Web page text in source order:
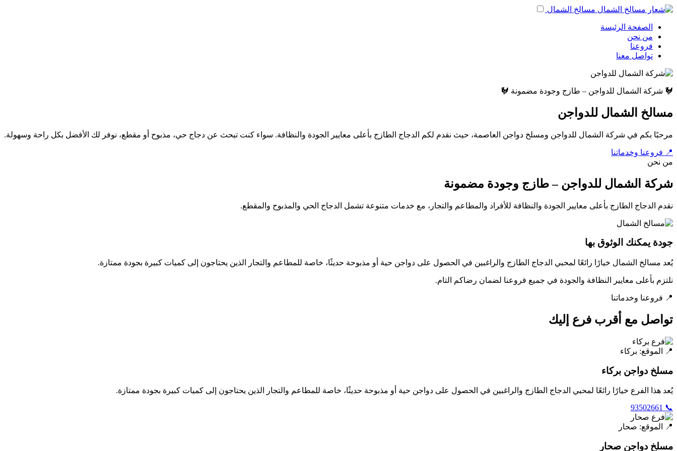
مسالخ الشمال
الصفحة الرئيسة
من نحن
فروعنا
تواصل معنا
🐓 شركة الشمال للدواجن – طازج وجودة مضمونة 🐓
مسالخ الشمال للدواجن
مرحبًا بكم في شركة الشمال للدواجن ومسلخ دواجن العاصمة، حيث نقدم لكم الدجاج الطازج بأعلى معايير الجودة والنظافة. سواء كنت تبحث عن دجاج حي، مذبوح أو مقطع، نوفر لك الأفضل بكل راحة وسهولة.
📍 فروعنا وخدماتنا
من نحن
شركة الشمال للدواجن – طازج وجودة مضمونة
نقدم الدجاج الطازج بأعلى معايير الجودة والنظافة للأفراد والمطاعم والتجار، مع خدمات متنوعة تشمل الدجاج الحي والمذبوح والمقطع.
جودة يمكنك الوثوق بها
يُعد مسالخ الشمال خيارًا رائعًا لمحبي الدجاج الطازج والراغبين في الحصول على دواجن حية أو مذبوحة حديثًا، خاصة للمطاعم والتجار الذين يحتاجون إلى كميات كبيرة بجودة ممتازة.
نلتزم بأعلى معايير النظافة والجودة في جميع فروعنا لضمان رضاكم التام.
📍 فروعنا وخدماتنا
تواصل مع أقرب فرع إليك
📍 الموقع: بركاء
مسلخ دواجن بركاء
يُعد هذا الفرع خيارًا رائعًا لمحبي الدجاج الطازج والراغبين في الحصول على دواجن حية أو مذبوحة حديثًا، خاصة للمطاعم والتجار الذين يحتاجون إلى كميات كبيرة بجودة ممتازة.
📞 93502661
📍 الموقع: صحار
مسلخ دواجن صحار